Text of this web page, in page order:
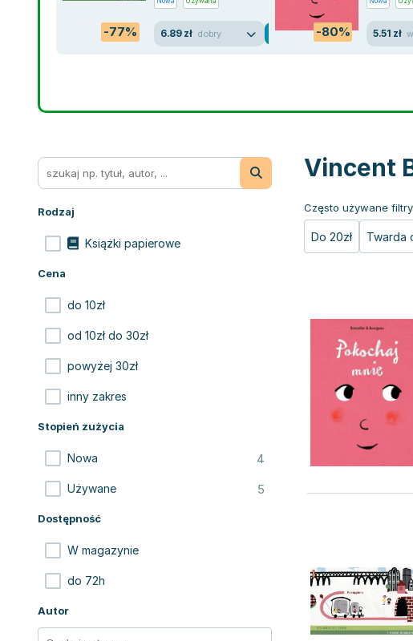
-77% 6.89 zł dobry -80% 5.51 zł
Rodzaj
Książki papierowe
Cena
do 10zł
od 10zł do 30zł
powyżej 30zł
inny zakres
Stopień zużycia
Nowa 4
Używane 5
Dostępność
W magazynie
do 72h
Autor
Vincent
Często używane filtry
Do 20zł Twarda